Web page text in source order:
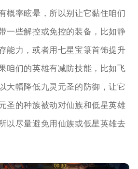
概率眩晕，所以别让它黏住咱们
一些解控或免控的装备，比如静
能力，或者用七星宝箓首饰提升
咱们的英雄有减防技能，比如飞
大幅降低九灵元圣的防御，让它
圣的种族被动对仙族和低星英雄
以尽量避免用仙族或低星英雄去